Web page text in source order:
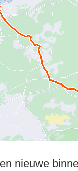
nieuwe